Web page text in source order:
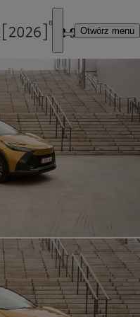
Otwórz menu
od 168 900 zł